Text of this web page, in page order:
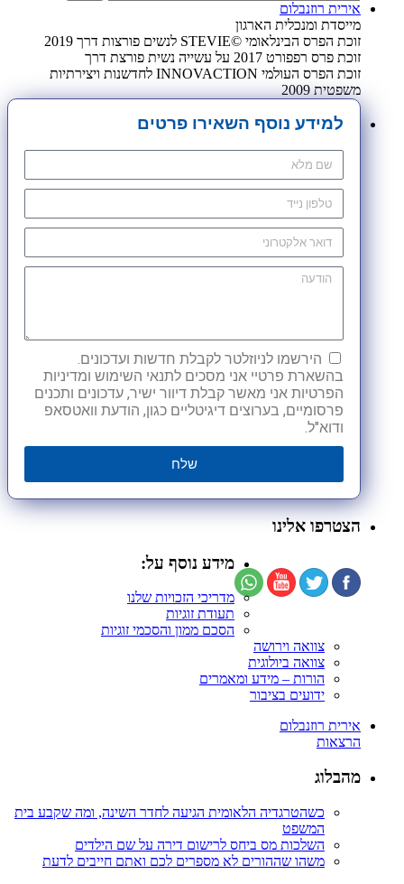
אירית רוזנבלום
מייסדת ומנכלית הארגון
זוכת הפרס הבינלאומי ©STEVIE לנשים פורצות דרך 2019
זוכת פרס רפפורט 2017 על עשייה נשית פורצת דרך
זוכת הפרס העולמי INNOVACTION לחדשנות ויצירתיות
משפטית 2009
למידע נוסף השאירו פרטים
הירשמו לניוזלטר לקבלת חדשות ועדכונים.
בהשארת פרטיי אני מסכים לתנאי השימוש ומדיניות
הפרטיות אני מאשר קבלת דיוור ישיר, עדכונים ותכנים
פרסומיים, בערוצים דיגיטליים כגון, הודעת וואטסאפ
ודוא"ל.
שלח
הצטרפו אלינו
מידע נוסף על:
מדריכי הזכויות שלנו
תעודת זוגיות
הסכם ממון והסכמי זוגיות
צוואה וירושה
צוואה ביולוגית
הורות – מידע ומאמרים
ידועים בציבור
אירית רוזנבלום
הרצאות
מהבלוג
כשהטרגדיה הלאומית הגיעה לחדר השינה, ומה שקבע בית
המשפט
השלכות מס ביחס לרישום דירה על שם הילדים
משהו שההורים לא מספרים לכם ואתם חייבים לדעת